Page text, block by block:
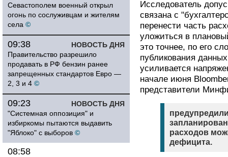
Севастополем военный открыл
огонь по сослуживцам и жителям
села ©
НОВОСТЬ ДНЯ
09:38
Правительство разрешило
продавать в РФ бензин ранее
запрещенных стандартов Евро —
2, 3 и 4 ©
НОВОСТЬ ДНЯ
09:23
"Системная оппозиция" и
избиркомы пытаются выдавить
"Яблоко" с выборов ©
08:58
Исследователь
связана с
перенести часть
уложиться в
это точнее, по его
публикования
усиливается
начале июня
представители
расходов
дефицита.